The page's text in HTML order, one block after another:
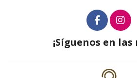
¡Síguenos en las